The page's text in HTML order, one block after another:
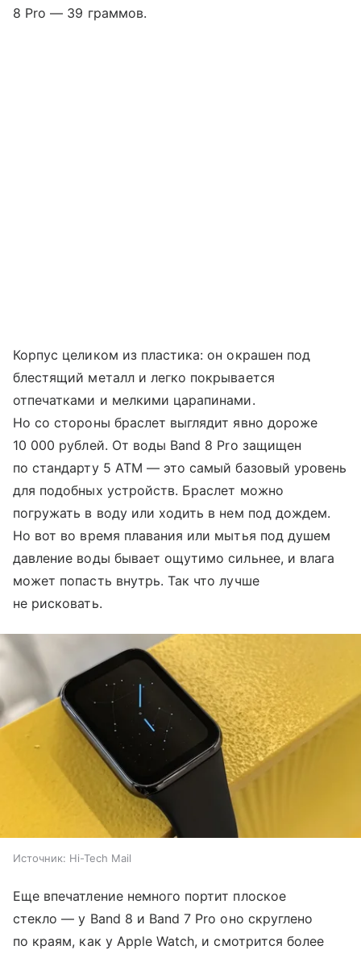
8 Pro — 39 граммов.
Корпус целиком из пластика: он окрашен под
блестящий металл и легко покрывается
отпечатками и мелкими царапинами.
Но со стороны браслет выглядит явно дороже
10 000 рублей. От воды Band 8 Pro защищен
по стандарту 5 ATM — это самый базовый уровень
для подобных устройств. Браслет можно
погружать в воду или ходить в нем под дождем.
Но вот во время плавания или мытья под душем
давление воды бывает ощутимо сильнее, и влага
может попасть внутрь. Так что лучше
не рисковать.
Источник: Hi-Tech Mail
Еще впечатление немного портит плоское
стекло — у Band 8 и Band 7 Pro оно скруглено
по краям, как у Apple Watch, и смотрится более